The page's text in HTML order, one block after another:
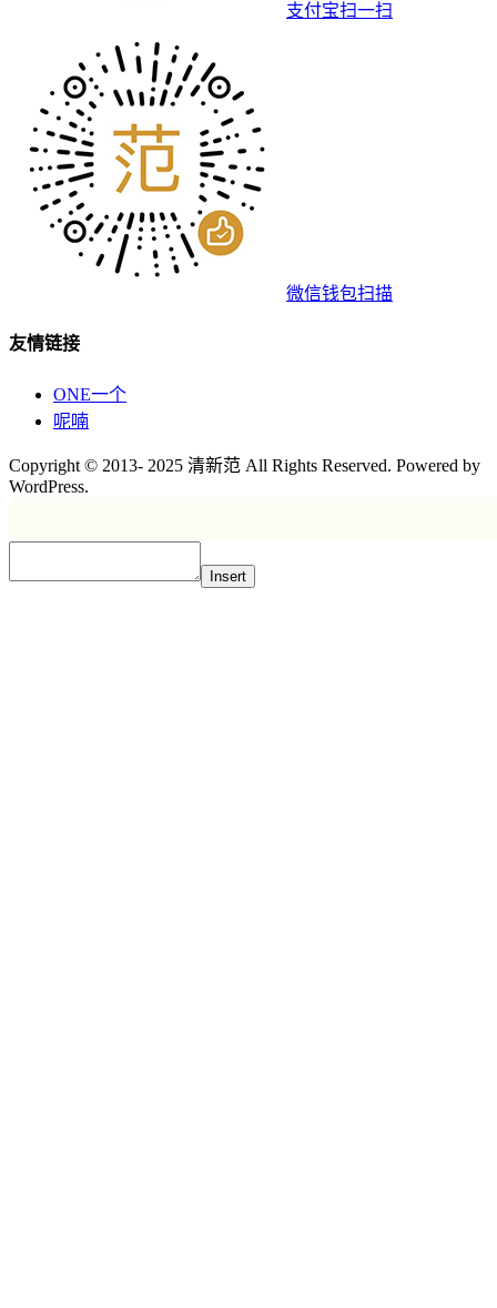
支付宝扫一扫
微信钱包扫描
友情链接
ONE一个
呢喃
Copyright © 2013- 2025 清新范 All Rights Reserved. Powered by
WordPress.
Insert